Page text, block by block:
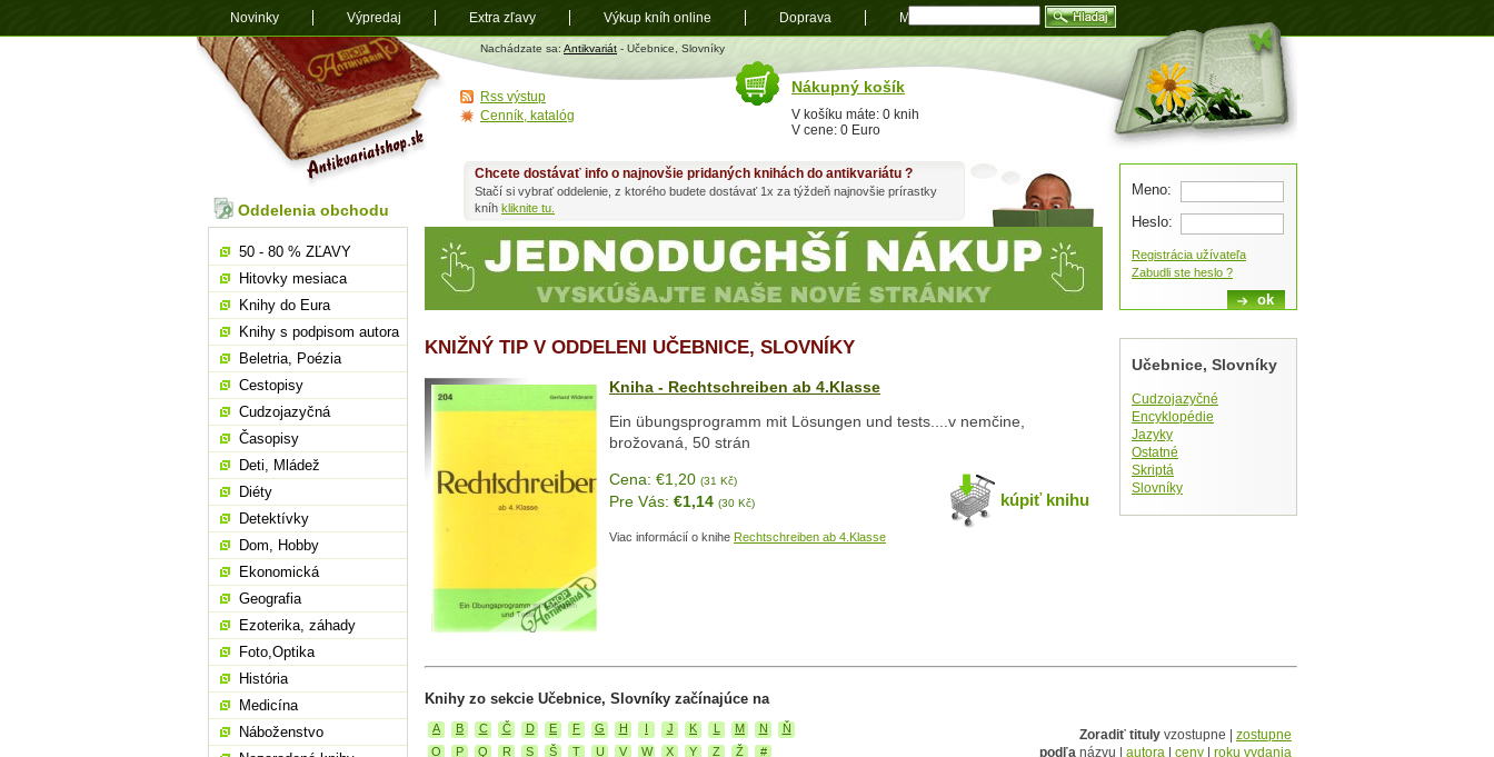
Antikvariát
shop.sk
Nachádzate sa: Antikvariát - Učebnice, Slovníky
KNIŽNÝ TIP V ODDELENI UČEBNICE, SLOVNÍKY
Kniha - Rechtschreiben ab 4.Klasse
Ein übungsprogramm mit Lösungen und tests....v nemčine,
brožovaná, 50 strán
kúpiť knihu
Cena: €1,20 (31 Kč)
Pre Vás: €1,14 (30 Kč)
Viac informácií o knihe Rechtschreiben ab 4.Klasse
Učebnice, Slovníky
Cudzojazyčné
Encyklopédie
Jazyky
Ostatné
Skriptá
Slovníky
Knihy zo sekcie Učebnice, Slovníky začínajúce na
A B C Č D E F G H J K M N
Ň
O
P Q R S Š T U V W X Y Z Ž #
Zoradiť tituly vzostupne | zostupne
podľa názvu | autora ceny roku vydania
Chcete dostávať info o najnovšie pridaných knihách do antikvariátu ?
Stačí si vybrať oddelenie, z ktorého budete dostávať 1x za týždeň najnovšie prírastky
kníh kliknite tu.
Oddelenia obchodu
50 - 80 % ZĽAVY
Hitovky mesiaca
Knihy do Eura
Knihy s podpisom autora
Beletria, Poézia
Cestopisy
Cudzojazyčná
Časopisy
Deti, Mládež
Diéty
Detektívky
Dom, Hobby
Ekonomická
Geografia
Ezoterika, záhady
Foto,Optika
História
Medicína
Náboženstvo
Meno:
Heslo:
Registrácia užívateľa
Zabudli ste heslo ?
Nákupný košík
V košíku máte: 0 knih
V cene: 0 Euro
Rss výstup
Cenník, katalóg
Novinky Výpredaj Extra zľavy Výkup kníh online Doprava Mapa